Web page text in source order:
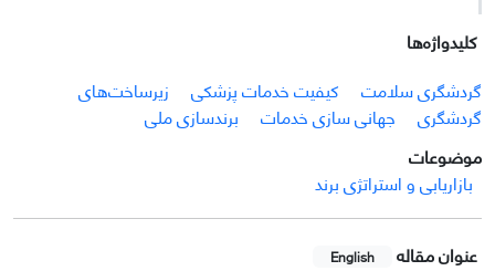
کلیدواژه‌ها
گردشگری سلامت
کیفیت خدمات پزشکی
زیرساخت‌های
گردشگری
جهانی سازی خدمات
برندسازی ملی
موضوعات
بازاریابی و استراتژی برند
عنوان مقاله English